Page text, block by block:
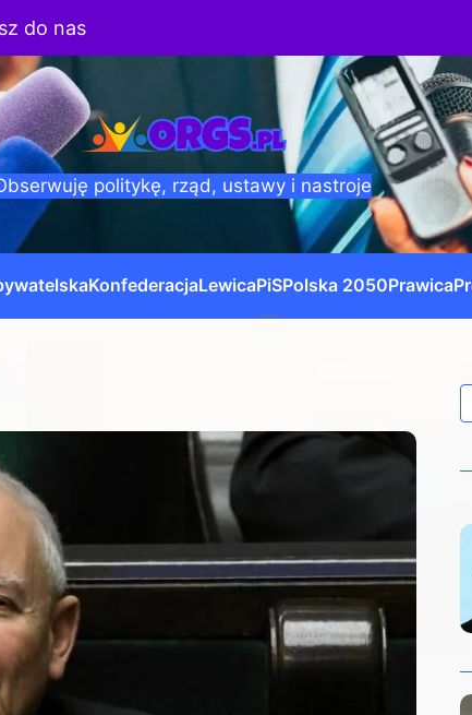
do nas
politykę, rząd, ustawy i nastroje
KonfederacjaLewicaPiSPolska 2050Prawica